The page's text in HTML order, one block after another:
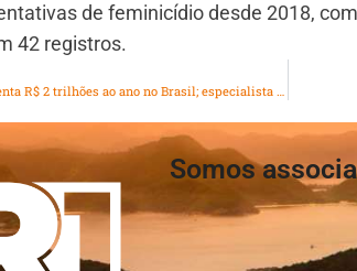
de feminicídio desde 2018,
42 registros.
Economia +50 movimenta R$ 2 trilhões ao ano no Brasil; especialista explica
Somos